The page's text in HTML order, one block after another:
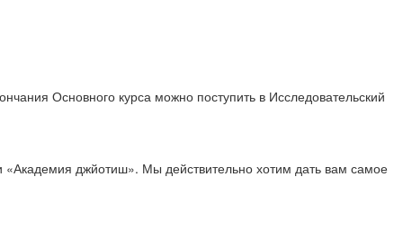
Основного курса можно поступить в Исследовательский
джйотиш». Мы действительно хотим дать вам самое